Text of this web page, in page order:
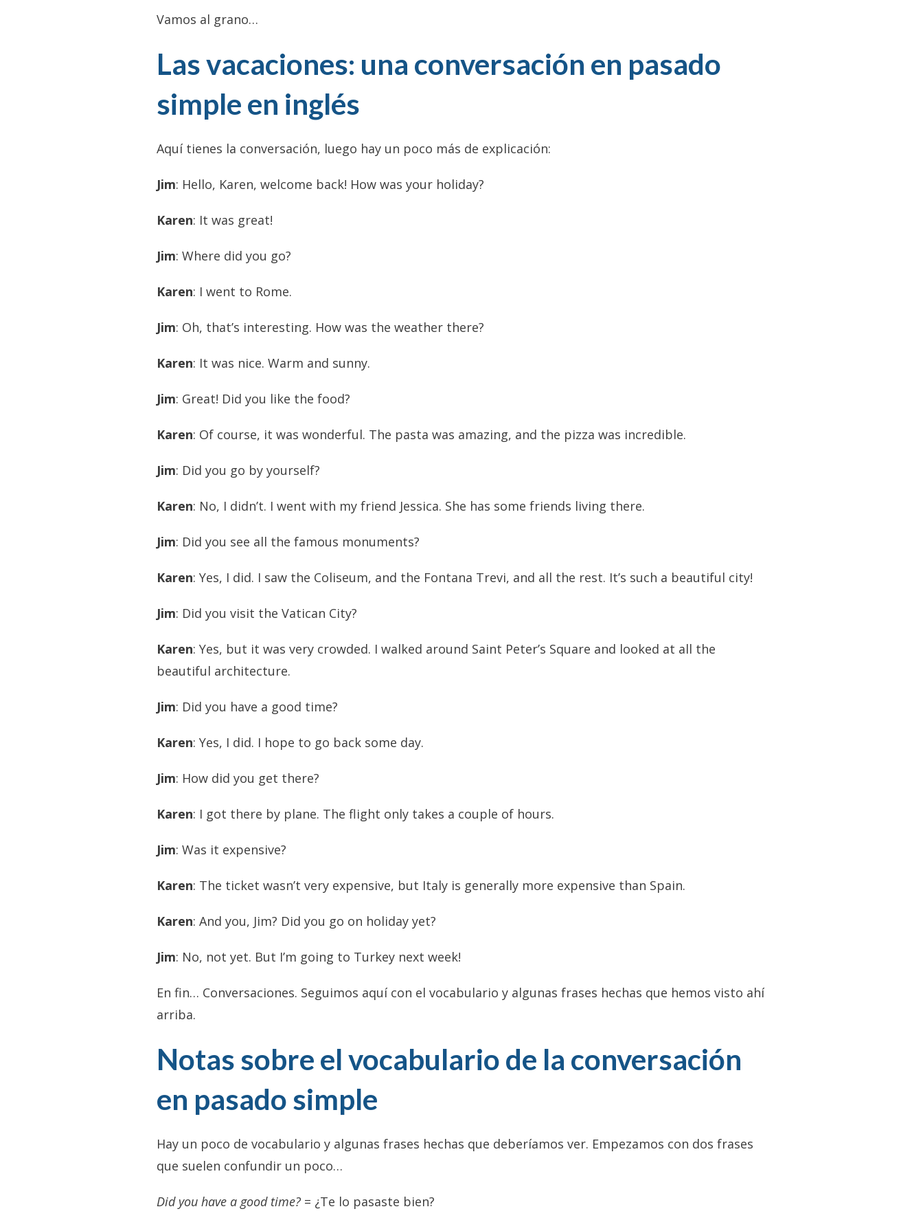
Vamos al grano…
Las vacaciones: una conversación en pasado
simple en inglés
Aquí tienes la conversación, luego hay un poco más de explicación:
Jim: Hello, Karen, welcome back! How was your holiday?
Karen: It was great!
Jim: Where did you go?
Karen: I went to Rome.
Jim: Oh, that’s interesting. How was the weather there?
Karen: It was nice. Warm and sunny.
Jim: Great! Did you like the food?
Karen: Of course, it was wonderful. The pasta was amazing, and the pizza was incredible.
Jim: Did you go by yourself?
Karen: No, I didn’t. I went with my friend Jessica. She has some friends living there.
Jim: Did you see all the famous monuments?
Karen: Yes, I did. I saw the Coliseum, and the Fontana Trevi, and all the rest. It’s such a beautiful city!
Jim: Did you visit the Vatican City?
Karen: Yes, but it was very crowded. I walked around Saint Peter’s Square and looked at all the
beautiful architecture.
Jim: Did you have a good time?
Karen: Yes, I did. I hope to go back some day.
Jim: How did you get there?
Karen: I got there by plane. The flight only takes a couple of hours.
Jim: Was it expensive?
Karen: The ticket wasn’t very expensive, but Italy is generally more expensive than Spain.
Karen: And you, Jim? Did you go on holiday yet?
Jim: No, not yet. But I’m going to Turkey next week!
En fin… Conversaciones. Seguimos aquí con el vocabulario y algunas frases hechas que hemos visto ahí
arriba.
Notas sobre el vocabulario de la conversación
en pasado simple
Hay un poco de vocabulario y algunas frases hechas que deberíamos ver. Empezamos con dos frases
que suelen confundir un poco…
Did you have a good time? = ¿Te lo pasaste bien?